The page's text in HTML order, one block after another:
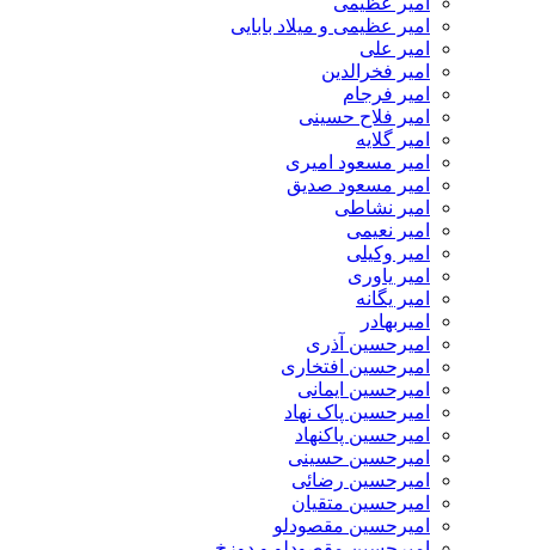
امیر عظیمی و میلاد بابایی
امیر علی
امیر فخرالدین
امیر فرجام
امیر فلاح حسینی
امیر گلایه
امیر مسعود امیری
امیر مسعود صدیق
امیر نشاطی
امیر نعیمی
امیر وکیلی
امیر یاوری
امیر یگانه
امیربهادر
امیرحسین آذری
امیرحسین افتخاری
امیرحسین ایمانی
امیرحسین پاک نهاد
امیرحسین پاکنهاد
امیرحسین حسینی
امیرحسین رضائی
امیرحسین متقیان
امیرحسین مقصودلو